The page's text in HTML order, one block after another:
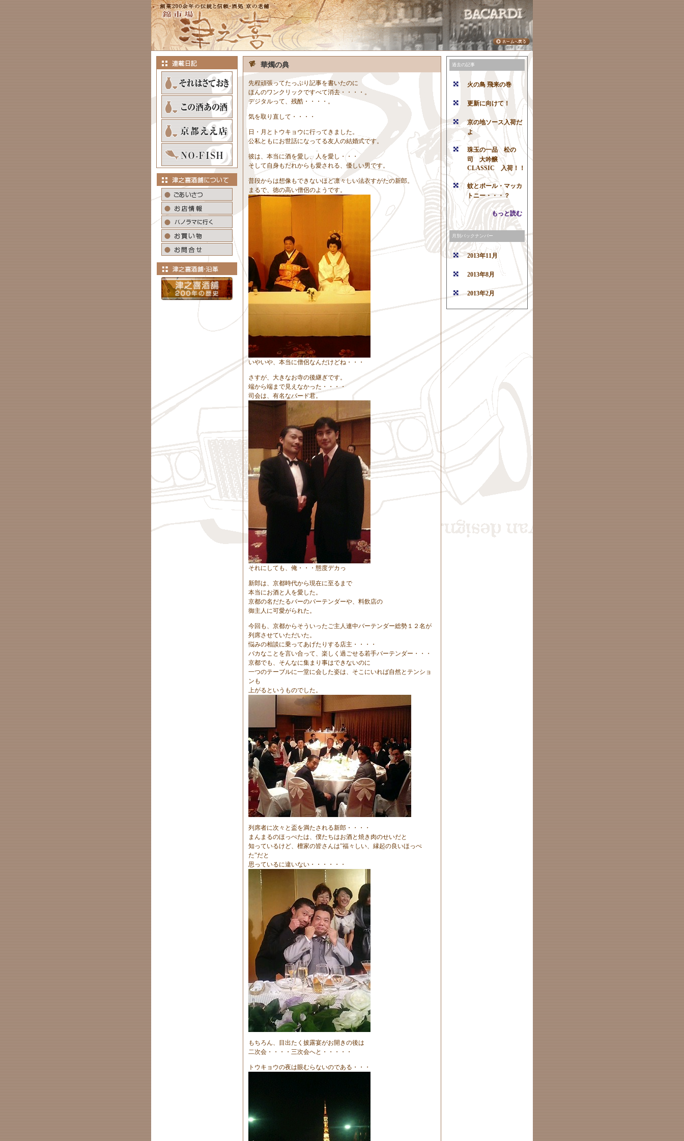
華燭の典
先程頑張ってたっぷり記事を書いたのに
ほんのワンクリックですべて消去・・・・。
デジタルって、残酷・・・・。
気を取り直して・・・・
日・月とトウキョウに行ってきました。
公私ともにお世話になってる友人の結婚式です。
彼は、本当に酒を愛し、人を愛し・・・
そして自身もだれからも愛される、優しい男です。
普段からは想像もできないほど凛々しい法衣すがたの新郎。
まるで、徳の高い僧侶のようです。
いやいや、本当に僧侶なんだけどね・・・
さすが、大きなお寺の後継ぎです。
端から端まで見えなかった・・・・
司会は、有名なバード君。
それにしても、俺・・・態度デカっ
新郎は、京都時代から現在に至るまで
本当にお酒と人を愛した。
京都の名だたるバーのバーテンダーや、料飲店の
御主人に可愛がられた。
今回も、京都からそういったご主人連中バーテンダー総勢１２名が
列席させていただいた。
悩みの相談に乗ってあげたりする店主・・・・
バカなことを言い合って、楽しく過ごせる若手バーテンダー・・・
京都でも、そんなに集まり事はできないのに
一つのテーブルに一堂に会した姿は、そこにいれば自然とテンショ
ンも
上がるというものでした。
列席者に次々と盃を満たされる新郎・・・・
まんまるのほっぺたは、僕たちはお酒と焼き肉のせいだと
知っているけど、檀家の皆さんは”福々しい、縁起の良いほっぺ
た”だと
思っているに違いない・・・・・・
もちろん、目出たく披露宴がお開きの後は
二次会・・・・三次会へと・・・・・
トウキョウの夜は眼むらないのである・・・
過去の記事
火の鳥 飛来の巻
更新に向けて！
京の地ソース入荷だ
よ
珠玉の一品 松の
司 大吟醸
CLASSIC 入荷！！
蚊とポール・マッカ
トニー・・・？
もっと読む
月別バックナンバー
2013年11月
2013年8月
2013年2月